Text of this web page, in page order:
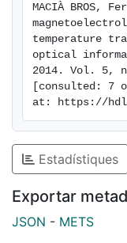
MACIÀ BROS,
temperature
optical
2014. Vol. 5,
[consulted: 7
at: https://
Estadístiques
Exportar
JSON - METS